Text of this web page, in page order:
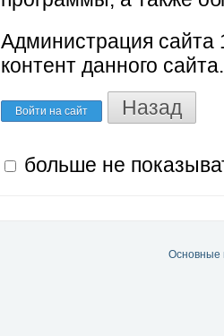
Администрация сайта
контент данного сайта.
Войти на сайт Назад
больше не
Основные